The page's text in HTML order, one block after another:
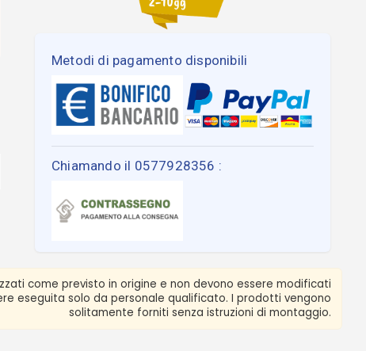
Metodi di pagamento disponibili
Chiamando il 0577928356 :
come previsto in origine e non devono essere modificati
eseguita solo da personale qualificato. I prodotti vengono
solitamente forniti senza istruzioni di montaggio.